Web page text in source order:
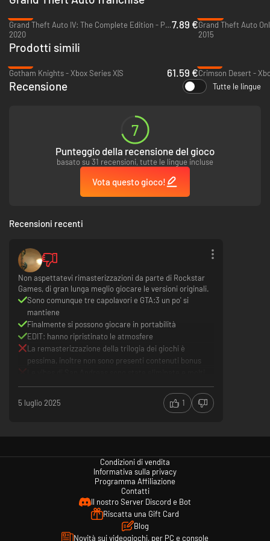
Grand Theft Auto IV: The Complete Edition - PC (Rockstar)
2020
7.89 €Grand Theft Auto
2015
Prodotti simili
Gotham Knights - Xbox Series X|S
61.59 €Crimson Desert -
Recensione Tutte le lingue
7
Punteggio della recensione del gioco
basato su 31 recensioni, tutte le lingue incluse
Vota questo gioco!
Recensioni recenti
Non aspettatevi rimasterizzazioni da parte di Rockstar
Games, di gran lunga meglio giocare le versioni originali.
Sono comunque tre capolavori e GTA:3 un po' si
mantiene
Finalmente si possono giocare in portabilità
EDIT: hanno ripristinato le atmosfere
La remasterizzazione della trilogia dei giochi è
pessima, inoltre non sono presenti contenuti bonus
brani su Vice City sono stati eliminati (non a causa di
Tanti Bug e Glitch
5 luglio 2025 1
Condizioni di vendita
Informativa sulla privacy
Programma Affiliazione
Contatti
Il nostro Server Discord e Bot
Riscatta una Gift Card
Blog
Novità sui videogiochi, per PC e console